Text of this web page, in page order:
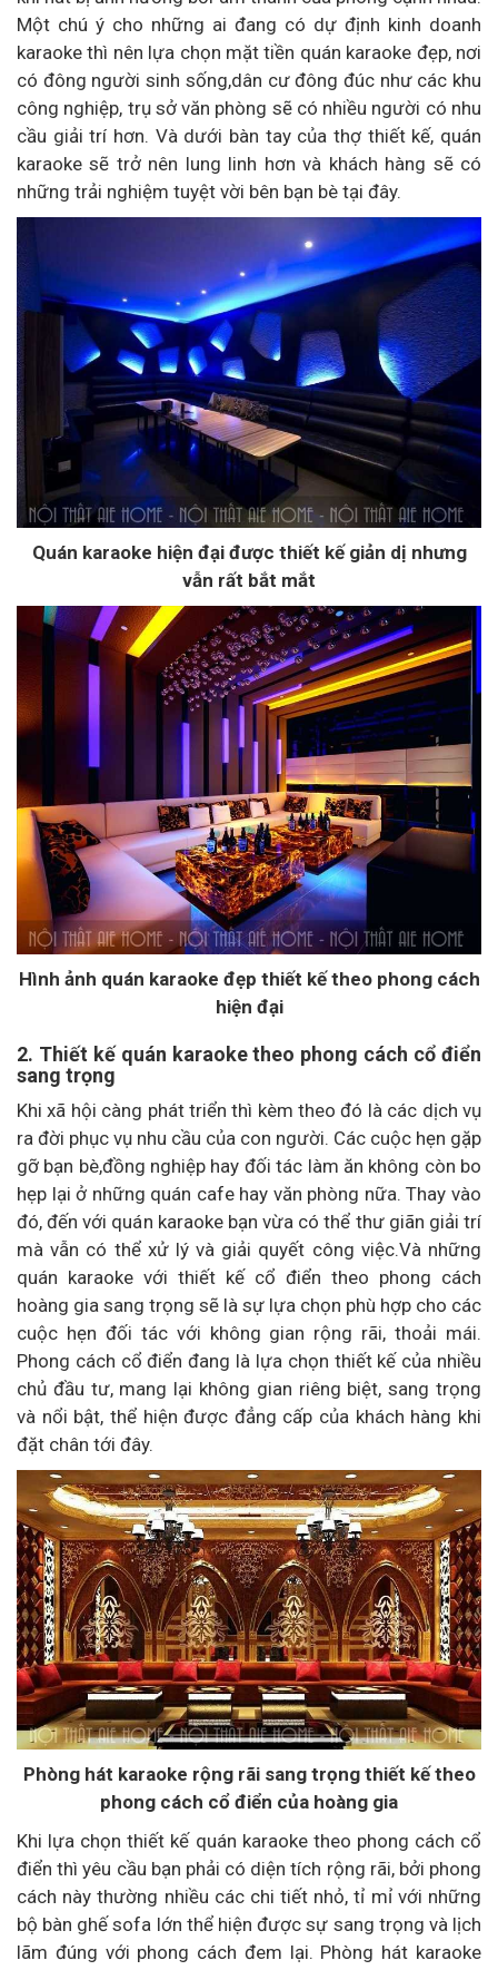
Một chú ý cho những ai đang có dự định kinh doanh
karaoke thì nên lựa chọn mặt tiền quán karaoke đẹp, nơi
có đông người sinh sống,dân cư đông đúc như các khu
công nghiệp, trụ sở văn phòng sẽ có nhiều người có nhu
cầu giải trí hơn. Và dưới bàn tay của thợ thiết kế, quán
karaoke sẽ trở nên lung linh hơn và khách hàng sẽ có
những trải nghiệm tuyệt vời bên bạn bè tại đây.
Quán karaoke hiện đại được thiết kế giản dị nhưng
vẫn rất bắt mắt
Hình ảnh quán karaoke đẹp thiết kế theo phong cách
hiện đại
2. Thiết kế quán karaoke theo phong cách cổ điển
sang trọng
Khi xã hội càng phát triển thì kèm theo đó là các dịch vụ
ra đời phục vụ nhu cầu của con người. Các cuộc hẹn gặp
gỡ bạn bè,đồng nghiệp hay đối tác làm ăn không còn bo
hẹp lại ở những quán cafe hay văn phòng nữa. Thay vào
đó, đến với quán karaoke bạn vừa có thể thư giãn giải trí
mà vẫn có thể xử lý và giải quyết công việc.Và những
quán karaoke với thiết kế cổ điển theo phong cách
hoàng gia sang trọng sẽ là sự lựa chọn phù hợp cho các
cuộc hẹn đối tác với không gian rộng rãi, thoải mái.
Phong cách cổ điển đang là lựa chọn thiết kế của nhiều
chủ đầu tư, mang lại không gian riêng biệt, sang trọng
và nổi bật, thể hiện được đẳng cấp của khách hàng khi
đặt chân tới đây.
Phòng hát karaoke rộng rãi sang trọng thiết kế theo
phong cách cổ điển của hoàng gia
Khi lựa chọn thiết kế quán karaoke theo phong cách cổ
điển thì yêu cầu bạn phải có diện tích rộng rãi, bởi phong
cách này thường nhiều các chi tiết nhỏ, tỉ mỉ với những
bộ bàn ghế sofa lớn thể hiện được sự sang trọng và lịch
lãm đúng với phong cách đem lại. Phòng hát karaoke